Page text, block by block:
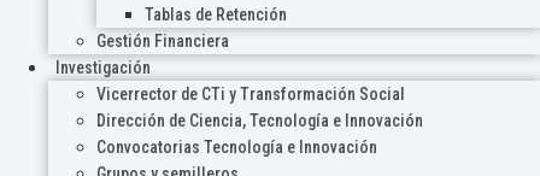
Tablas de Retención
Gestión Financiera
Investigación
Vicerrector de CTi y Transformación Social
Dirección de Ciencia, Tecnología e Innovación
Convocatorias Tecnología e Innovación